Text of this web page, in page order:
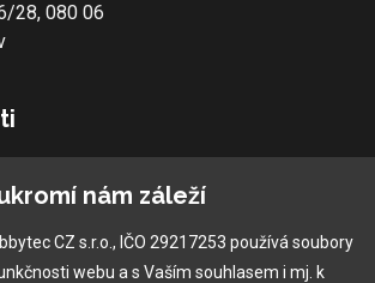
28, 080 06
nám záleží
CZ s.r.o., IČO 29217253 používá soubory
webu a s Vaším souhlasem i mj. k